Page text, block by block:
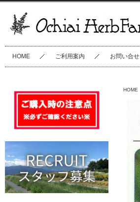
HOME ご利用案内 お問い合せ
HOME